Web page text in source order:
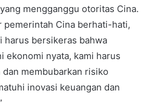
mengganggu otoritas Cina.
pemerintah Cina berhati-hati,
harus bersikeras bahwa
ekonomi nyata, kami harus
membubarkan risiko
inovasi keuangan dan